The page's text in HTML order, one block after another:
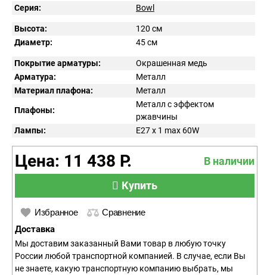
Серия:
Bowl
Высота:
120 см
Диаметр:
45 см
Покрытие арматуры:
Окрашенная медь
Арматура:
Металл
Материал плафона:
Металл
Плафоны:
Металл с эффектом
ржавчины
Лампы:
E27 x 1 max 60W
Цена: 11 438 Р.
В наличии
Купить
Избранное Сравнение
Доставка
Мы доставим заказанный Вами товар в любую точку
России любой транспортной компанией. В случае, если Вы
не знаете, какую транспортную компанию выбрать, мы